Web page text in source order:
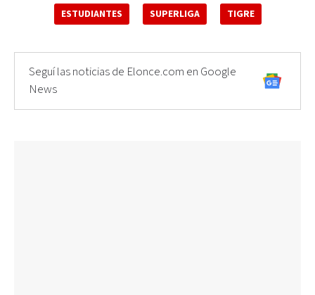
ESTUDIANTES SUPERLIGA TIGRE
Seguí las noticias de Elonce.com en Google
News